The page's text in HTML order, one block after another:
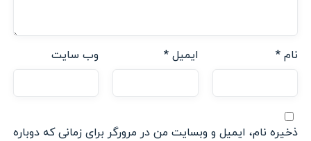
نام * ایمیل* وب‌ سایت
ذخیره نام، ایمیل و وبسایت من در مرورگر برای زمانی که دوباره